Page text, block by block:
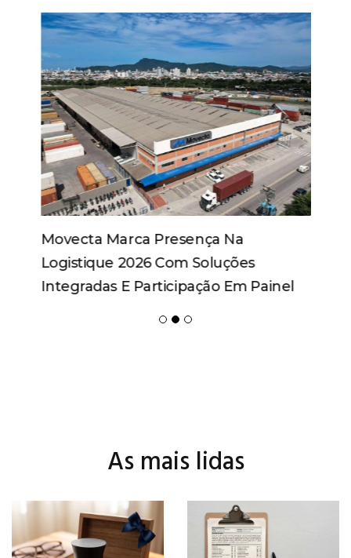
Movecta Marca Presença Na
Logistique 2026 Com Soluções
Integradas E Participação Em Painel
As mais lidas